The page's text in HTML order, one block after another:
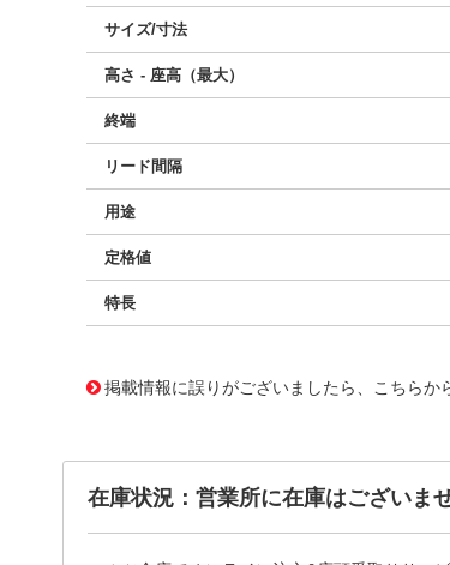
サイズ/寸法
高さ - 座高（最大）
終端
リード間隔
用途
定格値
特長
掲載情報に誤りがございましたら、こちらか
在庫状況：営業所に在庫はございませ